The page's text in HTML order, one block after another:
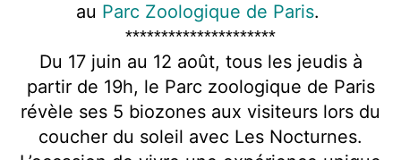
au Parc Zoologique de Paris.
*********************
Du 17 juin au 12 août, tous les jeudis à
partir de 19h, le Parc zoologique de Paris
révèle ses 5 biozones aux visiteurs lors du
coucher du soleil avec Les Nocturnes.